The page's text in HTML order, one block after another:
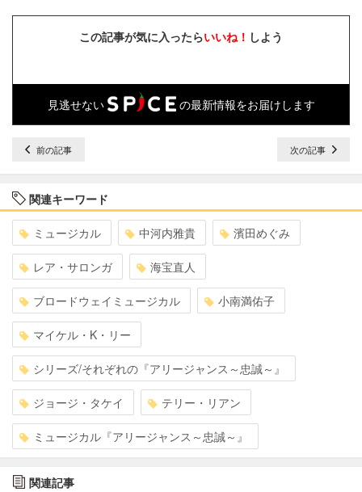
この記事が気に入ったらいいね！ しよう
見逃せない の最新情報をお届けします
前の記事 次の記事
関連キーワード
ミュージカル 中河内雅貴 濱田めぐみ
レア・サロンガ 海宝直人
ブロードウェイミュージカル 小南満佑子
マイケル・K・リー
シリーズ/それぞれの『アリージャンス～忠誠～』
ジョージ・タケイ テリー・リアン
ミュージカル『アリージャンス～忠誠～』
関連記事